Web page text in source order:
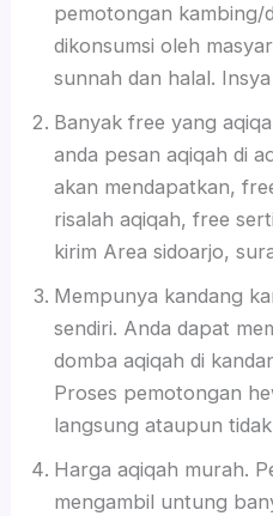
pemotongan kambing/
dikonsumsi oleh
sunnah dan halal.
Banyak free yang
anda pesan aqiqah di
akan mendapatkan,
risalah aqiqah, free
kirim Area sidoarjo,
Mempunya kandang
sendiri. Anda dapat
domba aqiqah di
Proses pemotongan
langsung ataupun tidak
Harga aqiqah murah.
mengambil untung